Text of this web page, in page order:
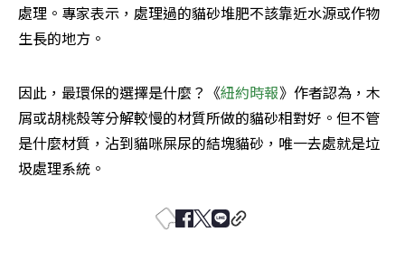
處理。專家表示，處理過的貓砂堆肥不該靠近水源或作物
生長的地方。
因此，最環保的選擇是什麼？《紐約時報》作者認為，木
屑或胡桃殼等分解較慢的材質所做的貓砂相對好。但不管
是什麼材質，沾到貓咪屎尿的結塊貓砂，唯一去處就是垃
圾處理系統。